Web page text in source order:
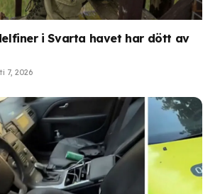
i Svarta havet har dött av
7, 2026